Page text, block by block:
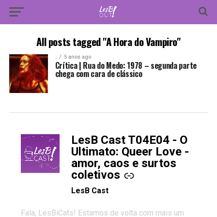
All posts tagged "A Hora do Vampiro"
. 5 anos ago
Crítica | Rua do Medo: 1978 – segunda parte
chega com cara de clássico
LesB Cast T04E04 - O
Ultimato: Queer Love -
amor, caos e surtos
coletivos
-
LesB Cast
Fala, LesBiCats! Estamos de volta com mais um